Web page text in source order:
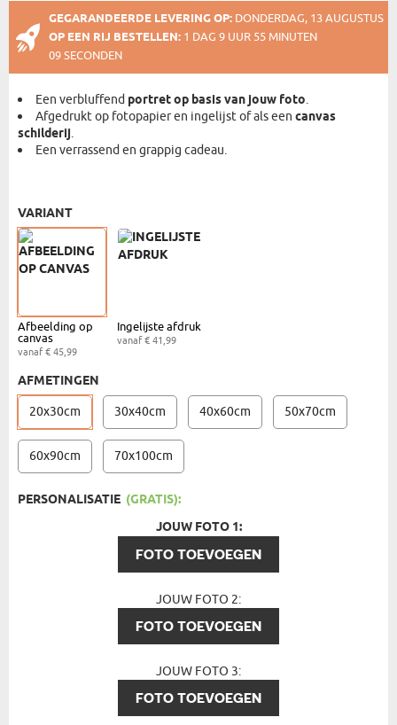
GEGARANDEERDE LEVERING OP: DONDERDAG, 13 AUGUSTUS
OP EEN RIJ BESTELLEN: 1 DAG 9 UUR 55 MINUTEN
09 SECONDEN
Een verbluffend portret op basis van jouw foto.
Afgedrukt op fotopapier en ingelijst of als eencanvas
schilderij.
Een verrassend en grappig cadeau.
VARIANT
Afbeelding op
canvas
vanaf € 45,99
Ingelijste afdruk
vanaf € 41,99
AFMETINGEN
20x30cm 30x40cm 40x60cm 50x70cm
60x90cm 70x100cm
PERSONALISATIE (GRATIS):
JOUW FOTO 1:
FOTO TOEVOEGEN
JOUW FOTO 2:
FOTO TOEVOEGEN
JOUW FOTO 3:
FOTO TOEVOEGEN